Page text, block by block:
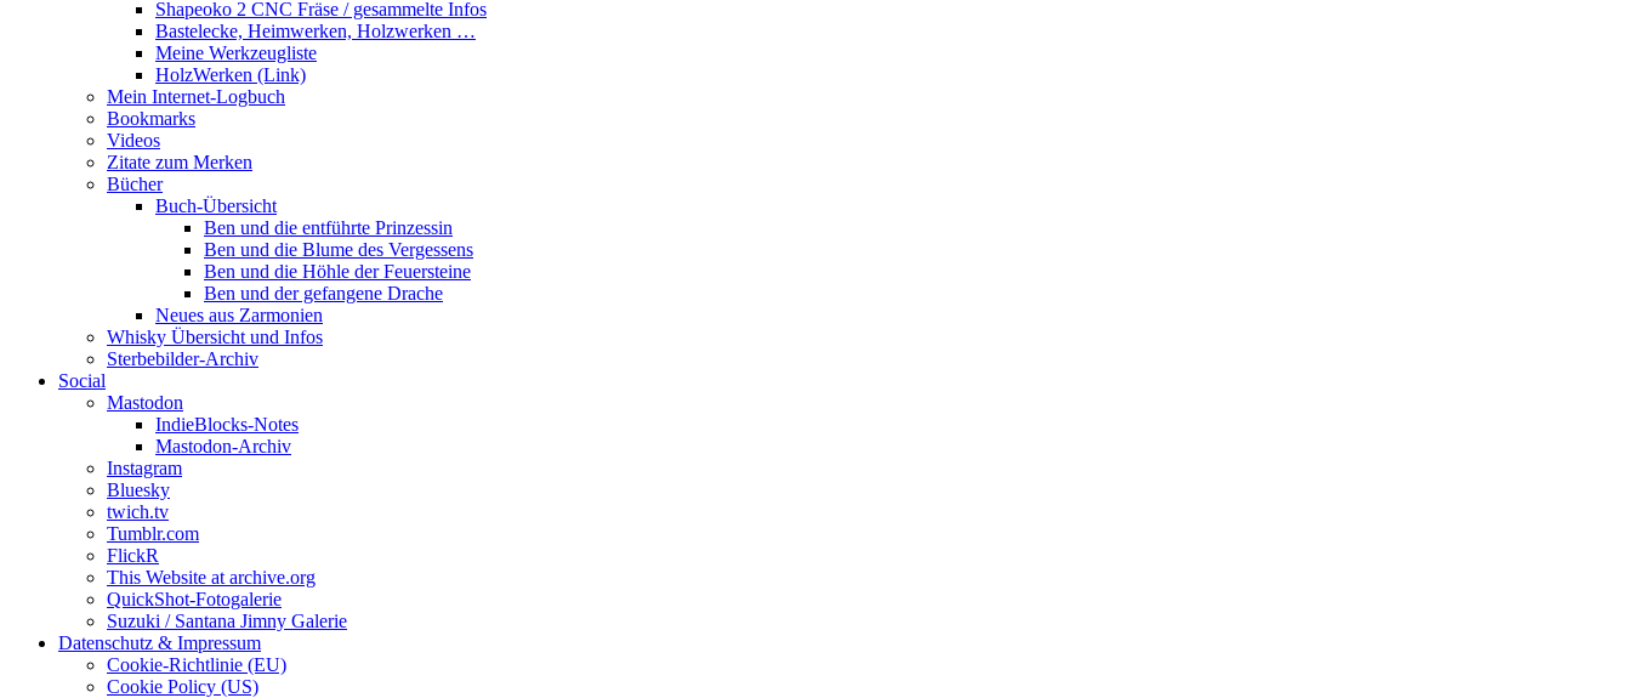
Shapeoko 2 CNC Fräse / gesammelte Infos
Bastelecke, Heimwerken, Holzwerken …
Meine Werkzeugliste
HolzWerken (Link)
Mein Internet-Logbuch
Bookmarks
Videos
Zitate zum Merken
Bücher
Buch-Übersicht
Ben und die entführte Prinzessin
Ben und die Blume des Vergessens
Ben und die Höhle der Feuersteine
Ben und der gefangene Drache
Neues aus Zarmonien
Whisky Übersicht und Infos
Sterbebilder-Archiv
Social
Mastodon
IndieBlocks-Notes
Mastodon-Archiv
Instagram
Bluesky
twich.tv
Tumblr.com
FlickR
This Website at archive.org
QuickShot-Fotogalerie
Suzuki / Santana Jimny Galerie
Datenschutz & Impressum
Cookie-Richtlinie (EU)
Cookie Policy (US)